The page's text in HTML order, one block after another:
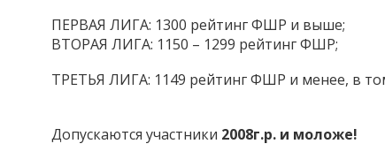
ПЕРВАЯ ЛИГА: 1300 рейтинг ФШР и выше;
ВТОРАЯ ЛИГА: 1150 – 1299 рейтинг ФШР;
ТРЕТЬЯ ЛИГА: 1149 рейтинг ФШР и менее, в
Допускаются участники 2008г.р. и моложе!